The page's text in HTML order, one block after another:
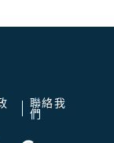
聯絡我
們